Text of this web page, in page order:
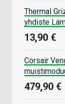
Thermal
yhdiste
13,90 €
Corsair
479,90 €